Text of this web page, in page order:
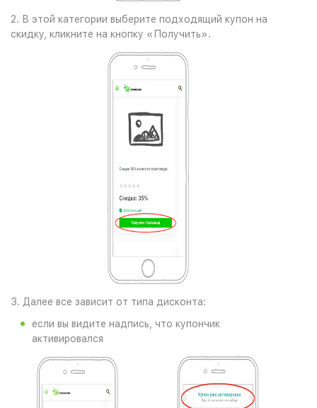
2. В этой категории выберите подходящий купон на
скидку, кликните на кнопку «Получить».
3. Далее все зависит от типа дисконта:
если вы видите надпись, что купончик
активировался